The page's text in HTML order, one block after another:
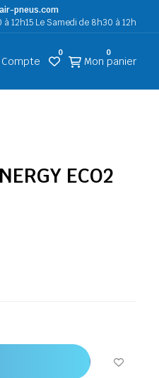
pneus.com
12h15 Le Samedi de 8h30 à 12h
Compte
0
Mon panier
0
ECO2